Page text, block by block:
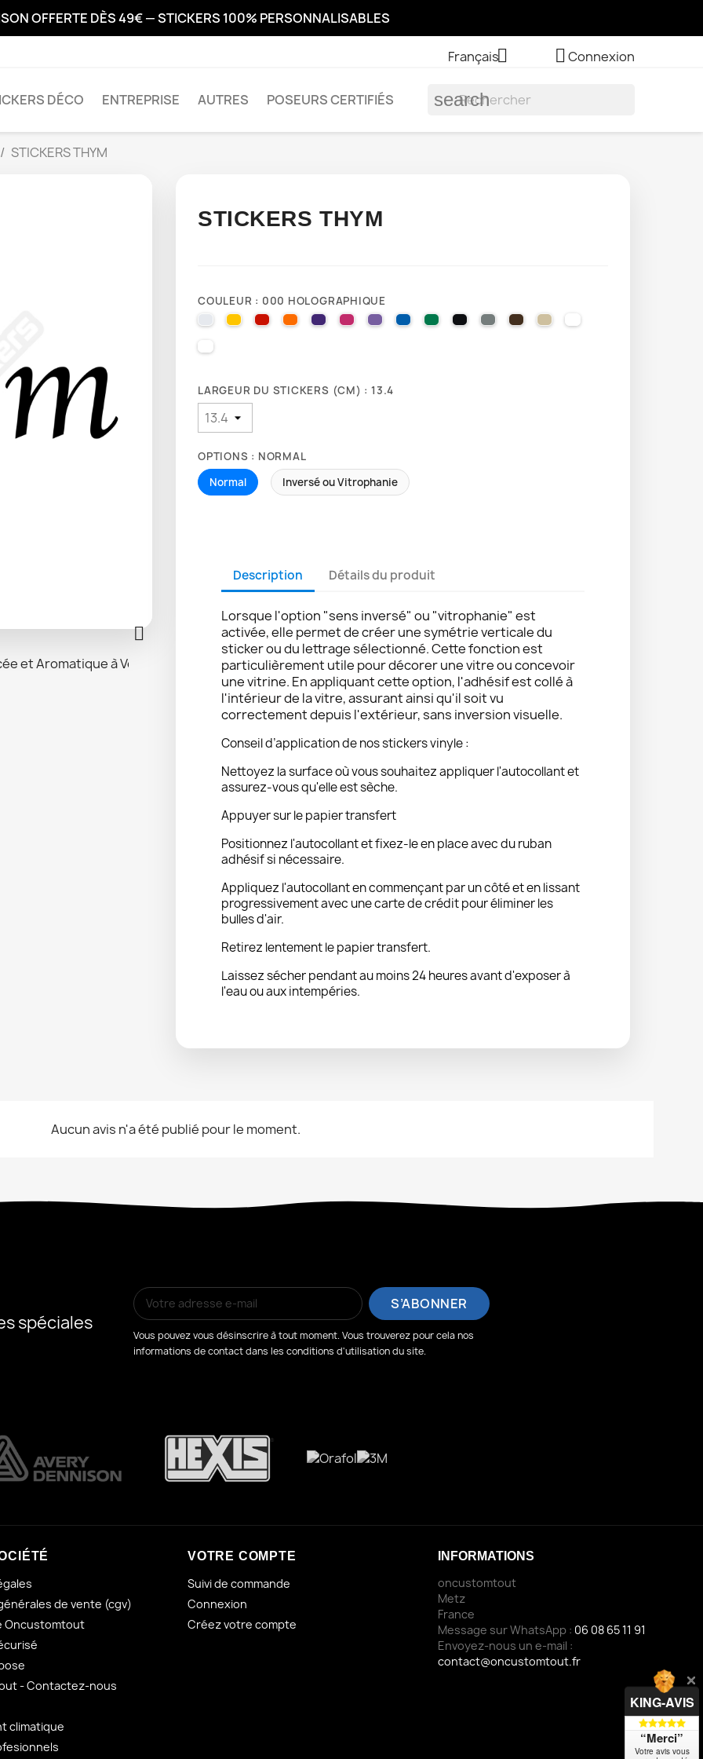
OFFERTE DÈS 49€ — STICKERS 100% PERSONNALISABLES
Français Connexion
search
DÉCO ENTREPRISE AUTRES POSEURS CERTIFIÉS
STICKERS THYM

STICKERS THYM
COULEUR : 000 HOLOGRAPHIQUE
010 WHITE025 BRIMSTONE YELLOW
031 RED035 PASTEL ORANGE
040 VIOLET
041 PINK043 LAVENDER
051 GENTIAN BLUE
061 GREEN070 BLACK
071 GREY080 BROWN
082 BEIGE091 GOLD
000 HOLOGRAPHIQUE
LARGEUR DU STICKERS (CM) : 13.4
OPTIONS : NORMAL
Normal
Inversé ou Vitrophanie
Description Détails du produit
Lorsque l'option "sens inversé" ou "vitrophanie" est
activée, elle permet de créer une symétrie verticale du
sticker ou du lettrage sélectionné. Cette fonction est
particulièrement utile pour décorer une vitre ou concevoir
une vitrine. En appliquant cette option, l'adhésif est collé à
l'intérieur de la vitre, assurant ainsi qu'il soit vu
correctement depuis l'extérieur, sans inversion visuelle.
Conseil d’application de nos stickers vinyle :
Nettoyez la surface où vous souhaitez appliquer l'autocollant et
assurez-vous qu'elle est sèche.
Appuyer sur le papier transfert
Positionnez l'autocollant et fixez-le en place avec du ruban
adhésif si nécessaire.
Appliquez l'autocollant en commençant par un côté et en lissant
progressivement avec une carte de crédit pour éliminer les
bulles d'air.
Retirez lentement le papier transfert.
Laissez sécher pendant au moins 24 heures avant d'exposer à
l'eau ou aux intempéries.
Aucun avis n'a été publié pour le moment.
spéciales
Vous pouvez vous désinscrire à tout moment. Vous trouverez pour cela nos
informations de contact dans les conditions d'utilisation du site.
de vente (cgv)
Oncustomtout
- Contactez-nous
climatique
VOTRE COMPTE
Suivi de commande
Connexion
Créez votre compte
INFORMATIONS
oncustomtout
Metz
France
Message sur WhatsApp : 06 08 65 11 91
Envoyez-nous un e-mail :
contact@oncustomtout.fr
KING-AVIS
“Merci”
Votre avis vous